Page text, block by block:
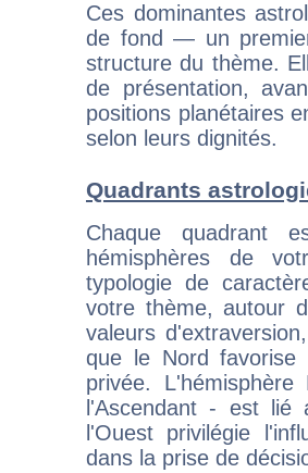
Ces dominantes
de fond — un
structure du thème.
de présentation,
positions planétaires
selon leurs dignités.
Quadrants
Chaque quadrant
hémisphères de
typologie de
votre thème, autour
valeurs
que le Nord favorise
privée.
l'Ascendant - est
l'Ouest privilégie
dans la prise de